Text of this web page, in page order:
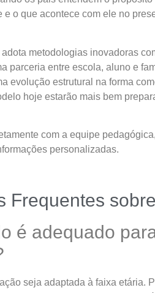
e o que acontece com ele no
metodologias inovadoras
parceria entre escola, aluno e
evolução estrutural na forma
hoje estarão mais bem
com a equipe
personalizadas.
Frequentes
é adequado
seja adaptada à faixa etária.